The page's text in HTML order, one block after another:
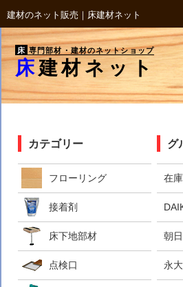
建材のネット販売｜床建材ネット
床 専門部材・建材のネットショップ
床建材ネット
カテゴリー
フローリング
接着剤
床下地部材
点検口
グ
在
朝
永